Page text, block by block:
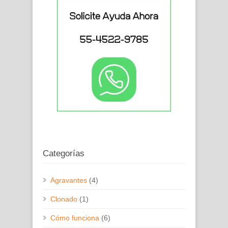
Categorías
Agravantes (4)
Clonado (1)
Cómo funciona (6)